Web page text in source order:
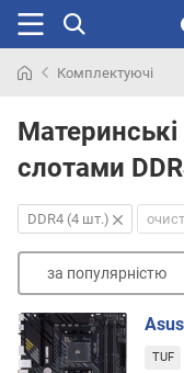
раніше
Комплектуючі
слотами
DDR4 (4 шт.)
за популярністю
з
а
TUF